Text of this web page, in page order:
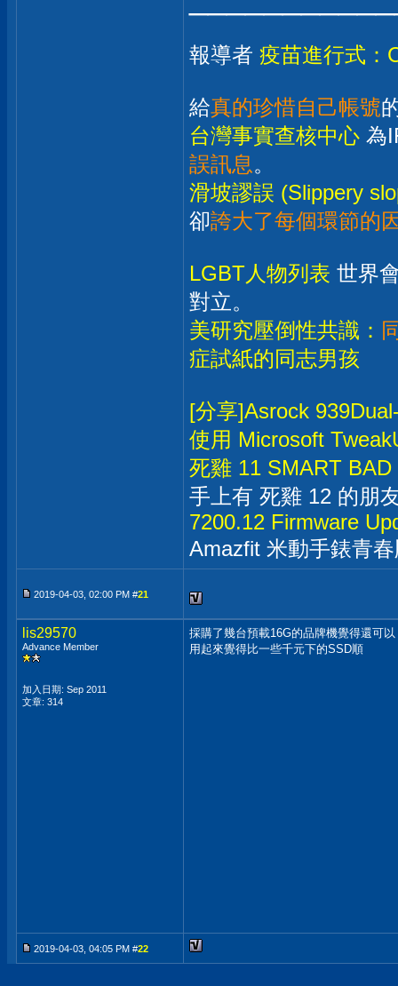
報導者 疫苗進行式：
給真的珍惜自己帳號
台灣事實查核中心 為
誤訊息。
滑坡謬誤 (Slippery
卻誇大了每個環節的
LGBT人物列表 世界
對立。
美研究壓倒性共識：
症試紙的同志男孩
[分享]Asrock
使用 Microsoft
死雞 11 SMART BAD
手上有 死雞 12 的朋
7200.12 Firmware
Amazfit 米動手錶青
2019-04-03, 02:00 PM #21
lis29570
Advance Member
加入日期: Sep 2011
文章: 314
採購了幾台預載16G的品牌機覺得還可以
用起來覺得比一些千元下的SSD順
2019-04-03, 04:05 PM #22